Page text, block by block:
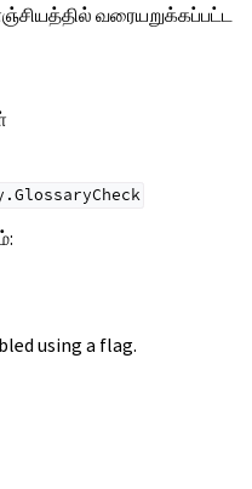
வரையறுக்கப்பட்ட
:
using a flag.